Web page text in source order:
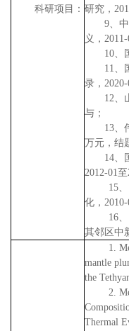
科研项目： 研究，
9、
义，
10、
11、
录， 2020-
12、
与；
13、
万元，结
14、
2012-01至
15
化， 2010-
16
其邻区中
1.
mantle
the
2.
Thermal